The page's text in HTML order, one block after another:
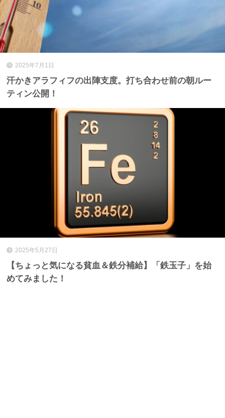
2025年7月1日
汗かきアラフィフの出陣支度。打ち合わせ前の朝ルー
ティン公開！
2025年5月27日
【ちょっと気になる貧血＆鉄分補給】「鉄玉子」を始
めてみました！